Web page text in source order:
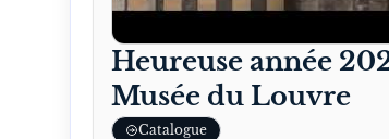
Heureuse année
Musée du Louvre
Catalogue